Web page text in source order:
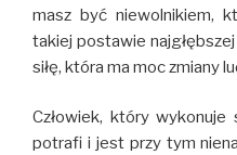
masz być niewolnikiem,
takiej postawie
siłę, która ma moc zmiany
Człowiek, który
potrafi i jest przy tym